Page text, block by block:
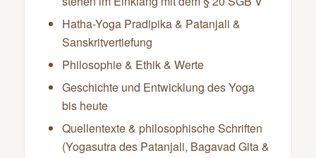
Hatha-Yoga Pradipika & Patanjali &
Sanskritvertiefung
Philosophie & Ethik & Werte
Geschichte und Entwicklung des Yoga
bis heute
Quellentexte & philosophische Schriften
(Yogasutra des Patanjali, Bagavad Gita &